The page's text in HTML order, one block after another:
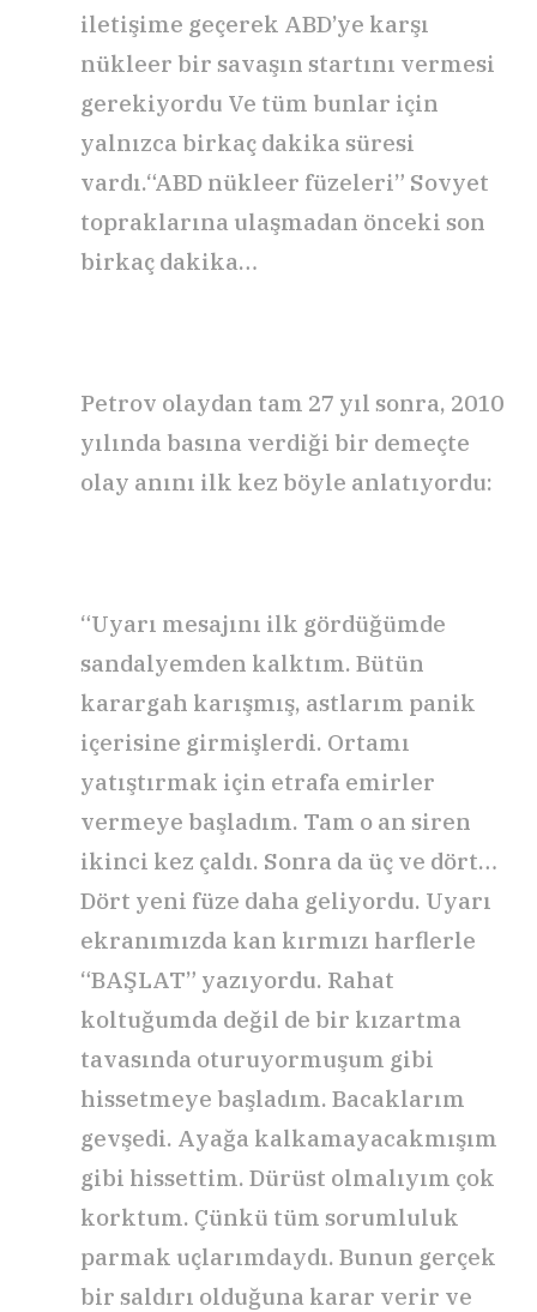
iletişime geçerek ABD’ye karşı
nükleer bir savaşın startını vermesi
gerekiyordu Ve tüm bunlar için
yalnızca birkaç dakika süresi
vardı.“ABD nükleer füzeleri” Sovyet
topraklarına ulaşmadan önceki son
birkaç dakika…
Petrov olaydan tam 27 yıl sonra, 2010
yılında basına verdiği bir demeçte
olay anını ilk kez böyle anlatıyordu:
“Uyarı mesajını ilk gördüğümde
sandalyemden kalktım. Bütün
karargah karışmış, astlarım panik
içerisine girmişlerdi. Ortamı
yatıştırmak için etrafa emirler
vermeye başladım. Tam o an siren
ikinci kez çaldı. Sonra da üç ve dört…
Dört yeni füze daha geliyordu. Uyarı
ekranımızda kan kırmızı harflerle
“BAŞLAT” yazıyordu. Rahat
koltuğumda değil de bir kızartma
tavasında oturuyormuşum gibi
hissetmeye başladım. Bacaklarım
gevşedi. Ayağa kalkamayacakmışım
gibi hissettim. Dürüst olmalıyım çok
korktum. Çünkü tüm sorumluluk
parmak uçlarımdaydı. Bunun gerçek
bir saldırı olduğuna karar verir ve